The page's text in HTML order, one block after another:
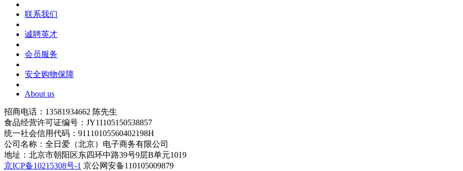
联系我们
诚聘英才
会员服务
安全购物保障
About us
招商电话：13581934662 陈先生
食品经营许可证编号：JY11105150538857
统一社会信用代码：91110105560402198H
公司名称：全日爱（北京）电子商务有限公司
地址：北京市朝阳区东四环中路39号9层B单元1019
京ICP备10215308号-1 京公网安备110105009879